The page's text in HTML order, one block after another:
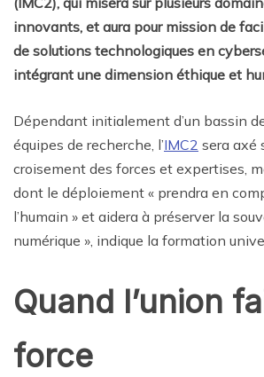
innovants, et aura pour mission de
de solutions technologiques en
intégrant une dimension éthique et
Dépendant initialement d’un bassin
équipes de recherche, l’IMC2 sera axé
croisement des forces et expertises,
dont le déploiement « prendra en
l’humain » et aidera à préserver la
numérique », indique la formation
Quand l’union
force